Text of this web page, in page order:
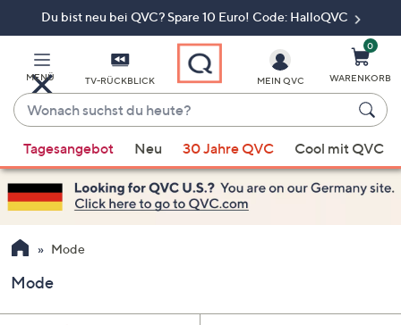
Du bist neu bei QVC? Spare 10 Euro! Code: HalloQVC
MENÜ TV-RÜCKBLICK
Wonach
suchst
du
heute?
Vorschläge
verfügbar
sind,
verwenden
Sie
Pfeiltasten
nach
MEIN QVC
0
WARENKORB
Tagesangebot Neu 30 Jahre QVC Cool mit QVC
Mode
Mode